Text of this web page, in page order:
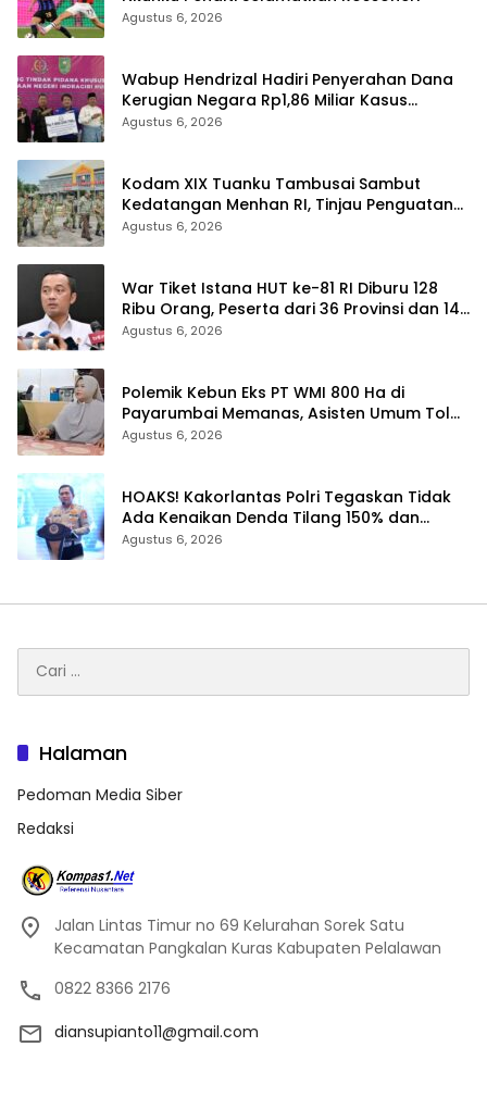
Agustus 6, 2026
Wabup Hendrizal Hadiri Penyerahan Dana
Kerugian Negara Rp1,86 Miliar Kasus
Korupsi BPR Indra Arta
Agustus 6, 2026
Kodam XIX Tuanku Tambusai Sambut
Kedatangan Menhan RI, Tinjau Penguatan
Yonif TP di Bengkalis dan Kampar
Agustus 6, 2026
War Tiket Istana HUT ke-81 RI Diburu 128
Ribu Orang, Peserta dari 36 Provinsi dan 14
Negara
Agustus 6, 2026
Polemik Kebun Eks PT WMI 800 Ha di
Payarumbai Memanas, Asisten Umum Tolak
Dikelola Agrinas dan Tantang Presiden
Agustus 6, 2026
HOAKS! Kakorlantas Polri Tegaskan Tidak
Ada Kenaikan Denda Tilang 150% dan
Tilang Manual Menyeluruh
Agustus 6, 2026
untuk:
Halaman
Pedoman Media Siber
Redaksi
Jalan Lintas Timur no 69 Kelurahan Sorek Satu
Kecamatan Pangkalan Kuras Kabupaten Pelalawan
0822 8366 2176
diansupianto11@gmail.com